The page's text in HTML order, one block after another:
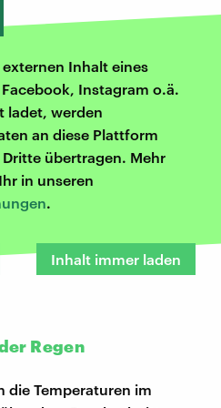
Inhalt eines
Instagram o.ä.
ladet, werden
an diese Plattform
übertragen. Mehr
in unseren
.
Inhalt immer laden
Regen
die Temperaturen im